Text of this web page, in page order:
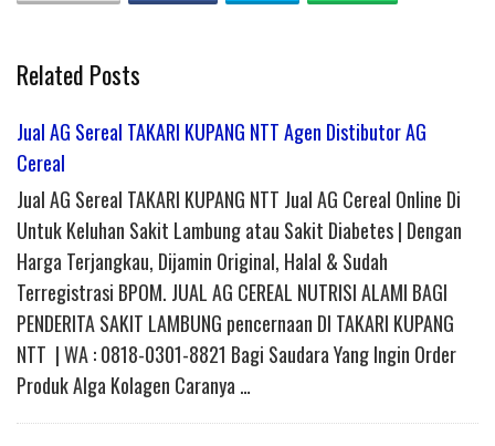
Related Posts
Jual AG Sereal TAKARI KUPANG NTT Agen Distibutor AG
Cereal
Jual AG Sereal TAKARI KUPANG NTT Jual AG Cereal Online Di
Untuk Keluhan Sakit Lambung atau Sakit Diabetes | Dengan
Harga Terjangkau, Dijamin Original, Halal & Sudah
Terregistrasi BPOM. JUAL AG CEREAL NUTRISI ALAMI BAGI
PENDERITA SAKIT LAMBUNG pencernaan DI TAKARI KUPANG
NTT | WA : 0818-0301-8821 Bagi Saudara Yang Ingin Order
Produk Alga Kolagen Caranya …